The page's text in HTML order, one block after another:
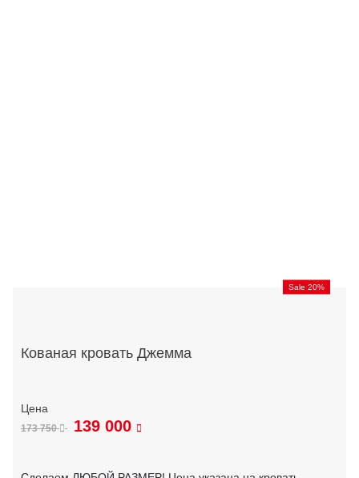
Sale 20%
Кованая кровать Джемма
173 750 139 000